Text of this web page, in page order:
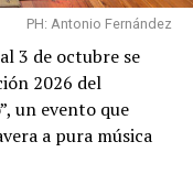
PH: Antonio Fernández
3 de octubre se
2026 del
un evento que
a pura música